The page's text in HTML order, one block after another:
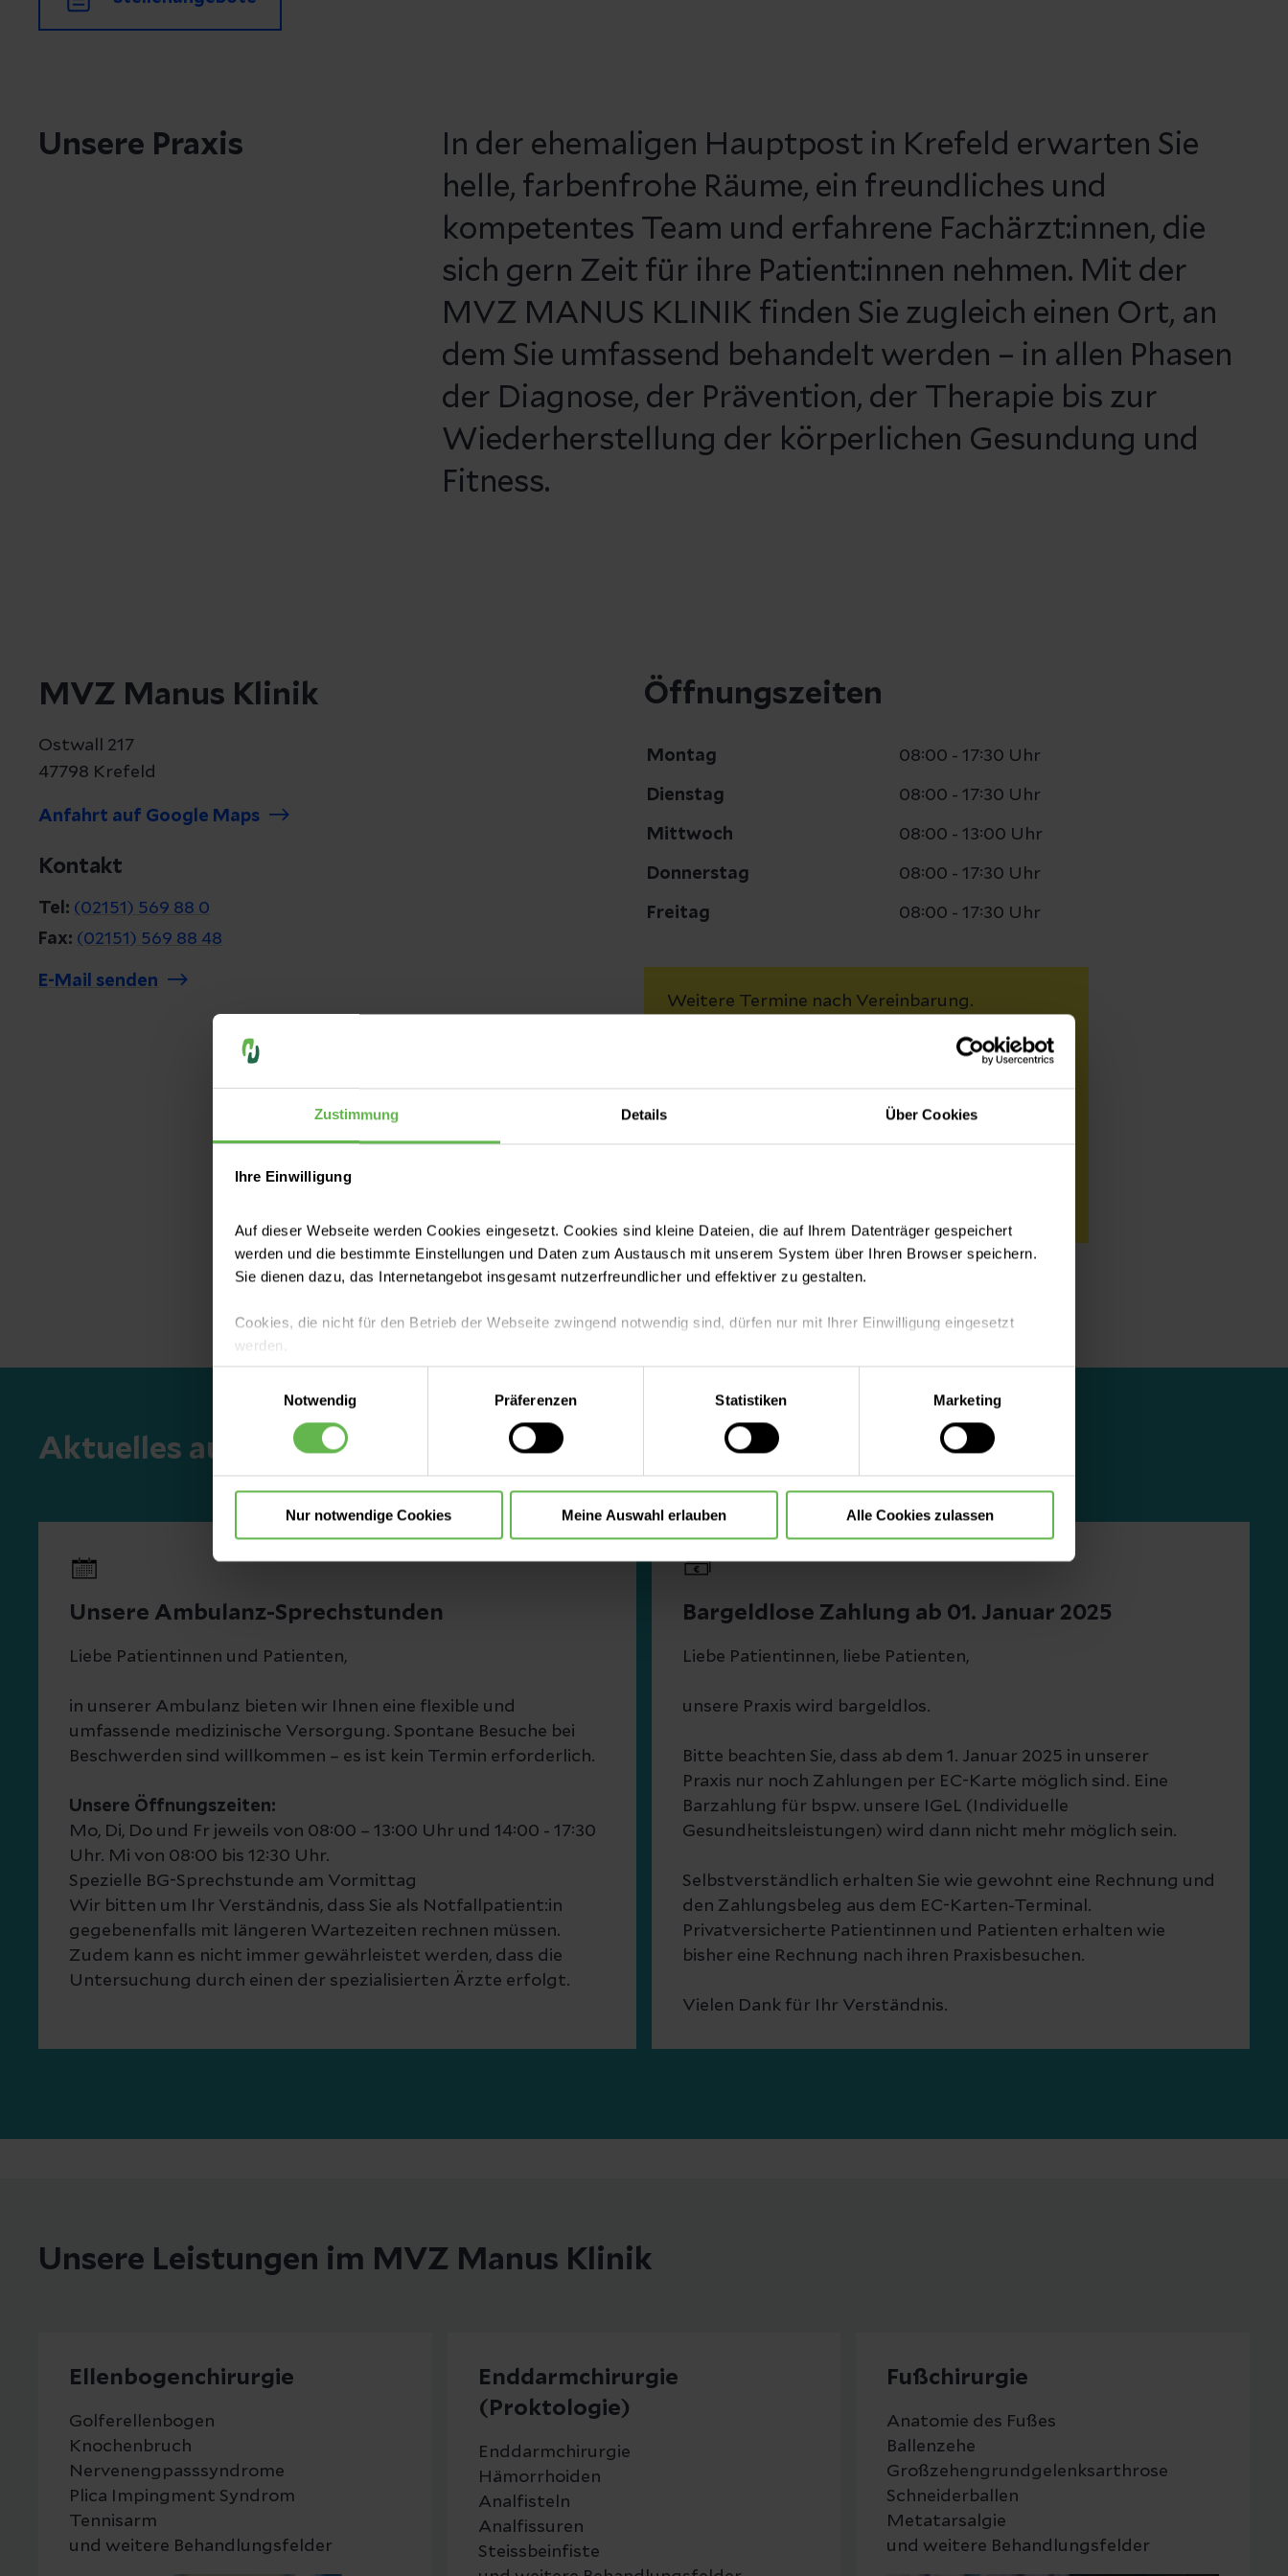
Zustimmung Details Über Cookies
Ihre Einwilligung
Auf dieser Webseite werden Cookies eingesetzt. Cookies sind kleine Dateien, die auf Ihrem Datenträger gespeichert
werden und die bestimmte Einstellungen und Daten zum Austausch mit unserem System über Ihren Browser speichern.
Sie dienen dazu, das Internetangebot insgesamt nutzerfreundlicher und effektiver zu gestalten.
Cookies, die nicht für den Betrieb der Webseite zwingend notwendig sind, dürfen nur mit Ihrer Einwilligung eingesetzt
werden.
Es steht Ihnen frei, unsere Seite mit nur den notwendigen Cookies zu benutzen, eine individuelle Auswahl hinsichtlich der
nicht notwendigen Cookies zu treffen oder durch Auswahl von „Alle Cookies akzeptieren“ in die Verwendung aller Cookies
einzuwilligen. Ihre Auswahlentscheidung können Sie jederzeit ändern oder widerrufen.
Notwendig
Präferenzen Statistiken Marketing
Nur notwendige Cookies Meine Auswahl erlauben Alle Cookies zulassen
Unsere Praxis
In der ehemaligen Hauptpost in Krefeld erwarten Sie
helle, farbenfrohe Räume, ein freundliches und
kompetentes Team und erfahrene Fachärzt:innen, die
sich gern Zeit für ihre Patient:innen nehmen. Mit der
MVZ MANUS KLINIK finden Sie zugleich einen Ort, an
dem Sie umfassend behandelt werden – in allen Phasen
der Diagnose, der Prävention, der Therapie bis zur
Wiederherstellung der körperlichen Gesundung und
Fitness.
MVZ Manus Klinik
Ostwall 217
47798 Krefeld
Anfahrt auf Google Maps
Kontakt
Tel: (02151) 569 88 0
Fax: (02151) 569 88 48
E-Mail senden
Öffnungszeiten
Montag 08:00 - 17:30 Uhr
Dienstag 08:00 - 17:30 Uhr
Mittwoch 08:00 - 13:00 Uhr
Donnerstag 08:00 - 17:30 Uhr
Freitag 08:00 - 17:30 Uhr
Weitere Termine nach Vereinbarung.
Fr ab 15 Uhr
Anfahrt
Aktuelles aus unserer Praxis
Unsere Ambulanz-Sprechstunden
Liebe Patientinnen und Patienten,
in unserer Ambulanz bieten wir Ihnen eine flexible und
umfassende medizinische Versorgung. Spontane Besuche bei
Beschwerden sind willkommen – es ist kein Termin erforderlich.
Unsere Öffnungszeiten:
Mo, Di, Do und Fr jeweils von 08:00 – 13:00 Uhr und 14:00 - 17:30
Uhr. Mi von 08:00 bis 12:30 Uhr.
Spezielle BG-Sprechstunde am Vormittag
Wir bitten um Ihr Verständnis, dass Sie als Notfallpatient:in
gegebenenfalls mit längeren Wartezeiten rechnen müssen.
Zudem kann es nicht immer gewährleistet werden, dass die
Untersuchung durch einen der spezialisierten Ärzte erfolgt.
Bargeldlose Zahlung ab 01. Januar 2025
Liebe Patientinnen, liebe Patienten,
unsere Praxis wird bargeldlos.
Bitte beachten Sie, dass ab dem 1. Januar 2025 in unserer
Praxis nur noch Zahlungen per EC-Karte möglich sind. Eine
Barzahlung für bspw. unsere IGeL (Individuelle
Gesundheitsleistungen) wird dann nicht mehr möglich sein.
Selbstverständlich erhalten Sie wie gewohnt eine Rechnung und
den Zahlungsbeleg aus dem EC-Karten-Terminal.
Privatversicherte Patientinnen und Patienten erhalten wie
bisher eine Rechnung nach ihren Praxisbesuchen.
Vielen Dank für Ihr Verständnis.
Unsere Leistungen im MVZ Manus Klinik
Ellenbogenchirurgie
Golferellenbogen
Knochenbruch
Nervenengpasssyndrome
Plica Impingment Syndrom
Tennisarm
und weitere Behandlungsfelder
Enddarmchirurgie
(Proktologie)
Enddarmchirurgie
Hämorrhoiden
Analfisteln
Analfissuren
Steissbeinfiste
Fußchirurgie
Anatomie des Fußes
Ballenzehe
Großzehengrundgelenksarthrose
Schneiderballen
Metatarsalgie
und weitere Behandlungsfelder